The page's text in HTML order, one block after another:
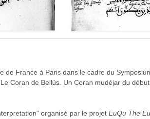
de France à Paris dans le cadre du
Coran de Bellús. Un Coran mudéjar du
organisé par le projet EuQu The